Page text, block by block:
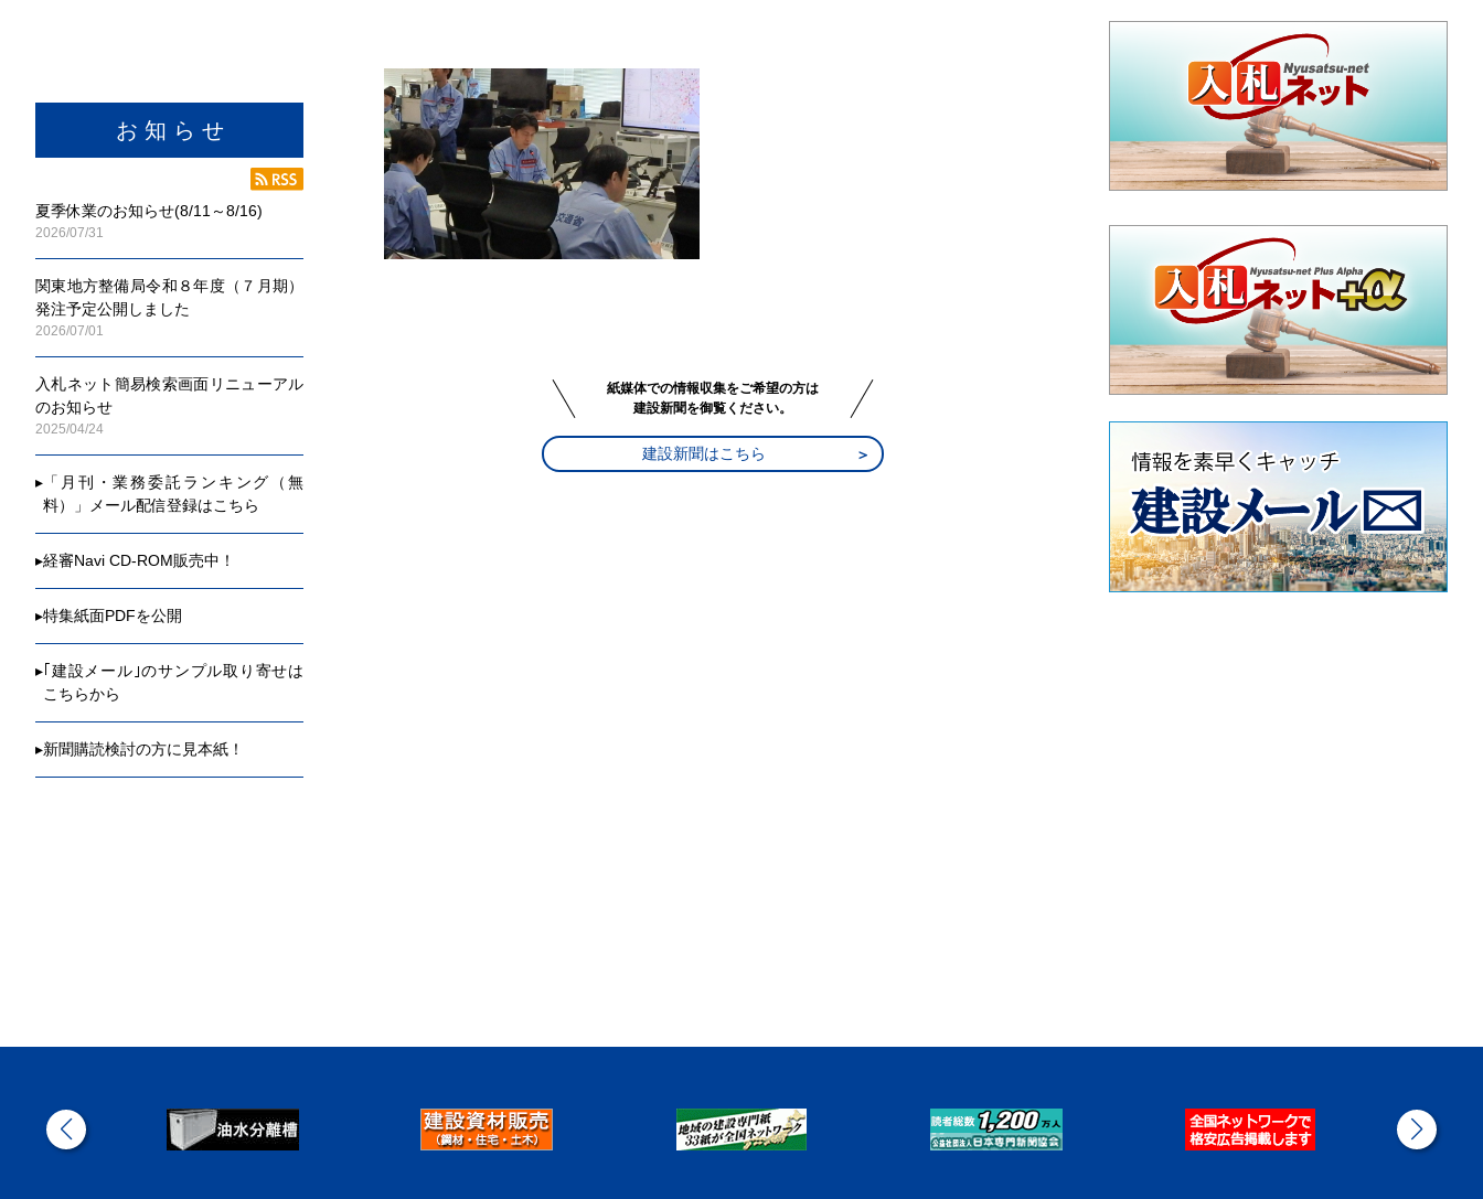
お 知 ら せ
夏季休業のお知らせ(8/11～8/16)
2026/07/31
関東地方整備局令和８年度（７月期）
発注予定公開しました
2026/07/01
入札ネット簡易検索画面リニューアル
のお知らせ
2025/04/24
▸ 「月刊・業務委託ランキング（無
料）」メール配信登録はこちら
▸経審Navi CD-ROM販売中！
▸特集紙面PDFを公開
▸ ｢建設メール｣のサンプル取り寄せは
こちらから
▸新聞購読検討の方に見本紙！
紙媒体での情報収集をご希望の方は
建設新聞を御覧ください。
建設新聞はこちら